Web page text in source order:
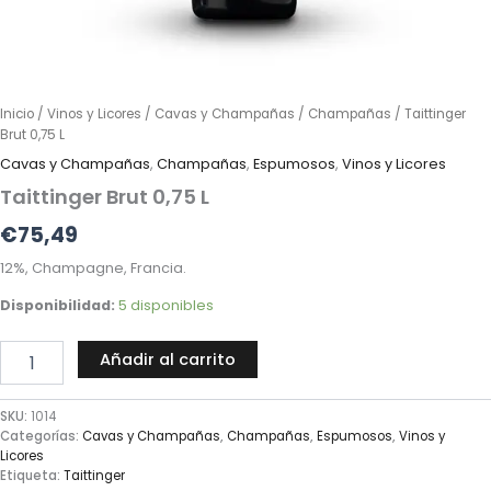
Inicio / Vinos y Licores / Cavas y Champañas / Champañas / Taittinger
Brut 0,75 L
Cavas y Champañas, Champañas, Espumosos, Vinos y Licores
Taittinger Brut 0,75 L
€75,49
12%, Champagne, Francia.
Disponibilidad: 5 disponibles
Añadir al carrito
SKU: 1014
Categorías: Cavas y Champañas, Champañas, Espumosos, Vinos y
Licores
Etiqueta: Taittinger